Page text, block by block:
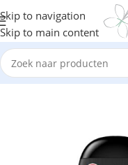
Skip to navigation
Skip to main content
Home/TV & Media/Air